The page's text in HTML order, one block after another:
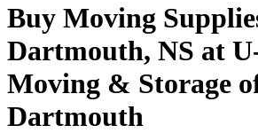
Buy Moving
Dartmouth, NS at
Moving & Storage
Dartmouth